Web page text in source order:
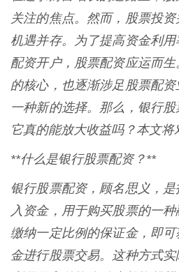
关注的焦点。然而，股票投
机遇并存。为了提高资金利
配资开户，股票配资应运而
的核心，也逐渐涉足股票配
一种新的选择。那么，银行
它真的能放大收益吗？本文将
**什么是银行股票配资？**
银行股票配资，顾名思义，
入资金，用于购买股票的一
缴纳一定比例的保证金，即
金进行股票交易。这种方式实